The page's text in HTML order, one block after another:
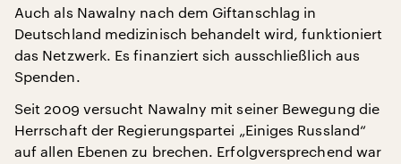
Auch als Nawalny nach dem Giftanschlag in
Deutschland medizinisch behandelt wird, funktioniert
das Netzwerk. Es finanziert sich ausschließlich aus
Spenden.
Seit 2009 versucht Nawalny mit seiner Bewegung die
Herrschaft der Regierungspartei „Einiges Russland“
auf allen Ebenen zu brechen. Erfolgversprechend war